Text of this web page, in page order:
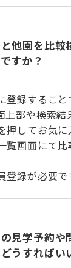
他園を比較
すか？
登録するこ
上部や検索
押してお気に
覧画面にて
登録が必要で
見学予約や
うすればい